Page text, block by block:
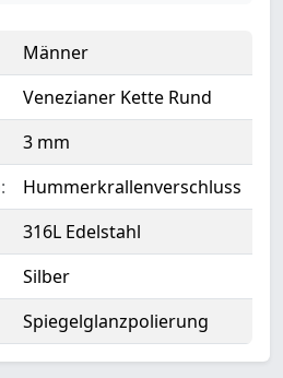
Männer
Venezianer Kette Rund
3 mm
Hummerkrallenverschluss
316L Edelstahl
Silber
Spiegelglanzpolierung